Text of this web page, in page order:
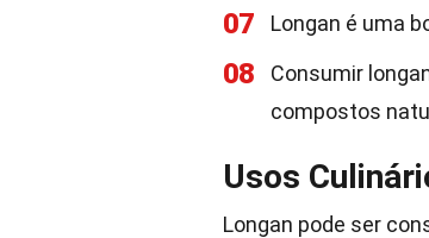
07 Longan é uma
08
Consumir
compostos
Usos
Longan pode ser